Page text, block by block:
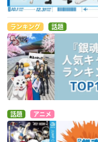
ランキング 話題
話題 アニメ